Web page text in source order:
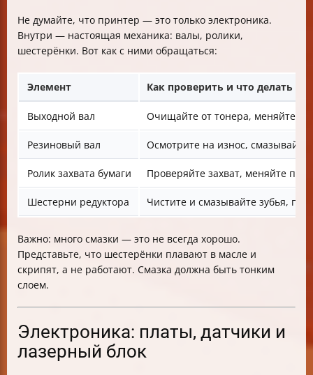
Не думайте, что принтер — это только электроника.
Внутри — настоящая механика: валы, ролики,
шестерёнки. Вот как с ними обращаться:
Элемент Как проверить и что делать
Выходной вал Очищайте от тонера, меняйте
Резиновый вал Осмотрите на износ,
Ролик захвата бумаги Проверяйте захват, меняйте
Шестерни редуктора Чистите и смазывайте зубья,
Важно: много смазки — это не всегда хорошо.
Представьте, что шестерёнки плавают в масле и
скрипят, а не работают. Смазка должна быть тонким
слоем.
Электроника: платы, датчики и
лазерный блок